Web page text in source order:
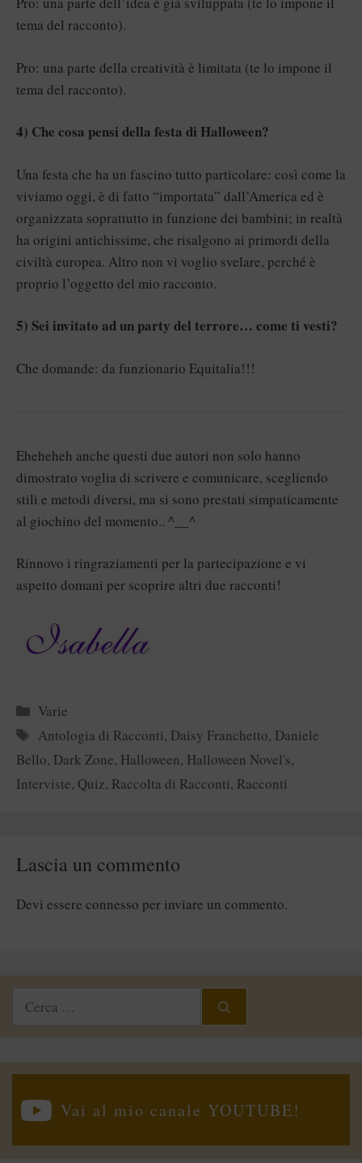
tema del racconto).
Pro: una parte della creatività è limitata (te lo impone il
tema del racconto).
4) Che cosa pensi della festa di Halloween?
Una festa che ha un fascino tutto particolare: così come la
viviamo oggi, è di fatto “importata” dall’America ed è
organizzata soprattutto in funzione dei bambini; in realtà
ha origini antichissime, che risalgono ai primordi della
civiltà europea. Altro non vi voglio svelare, perché è
proprio l’oggetto del mio racconto.
5) Sei invitato ad un party del terrore… come ti vesti?
Che domande: da funzionario Equitalia!!!
Eheheheh anche questi due autori non solo hanno
dimostrato voglia di scrivere e comunicare, scegliendo
stili e metodi diversi, ma si sono prestati simpaticamente
al giochino del momento.. ^__^
Rinnovo i ringraziamenti per la partecipazione e vi
aspetto domani per scoprire altri due racconti!
Categorie
Varie
Tag
Antologia di Racconti, Daisy Franchetto, Daniele
Bello, Dark Zone, Halloween, Halloween Novel's,
Interviste, Quiz, Raccolta di Racconti, Racconti
Lascia un commento
Devi essere connesso per inviare un commento.
Ricerca
Vai al mio canale YOUTUBE!